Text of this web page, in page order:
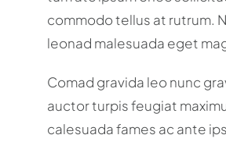
commodo tellus at rutrum.
leonad malesuada eget
Comad gravida leo nunc
auctor turpis feugiat
calesuada fames ac ante